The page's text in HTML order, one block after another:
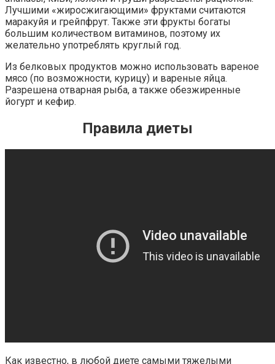
Лучшими «жиросжигающими» фруктами считаются
маракуйя и грейпфрут. Также эти фрукты богаты
большим количеством витаминов, поэтому их
желательно употреблять круглый год.
Из белковых продуктов можно использовать вареное
мясо (по возможности, курицу) и вареные яйца.
Разрешена отварная рыба, а также обезжиренные
йогурт и кефир.
Правила диеты
Как известно, в любой диете самыми тяжелыми